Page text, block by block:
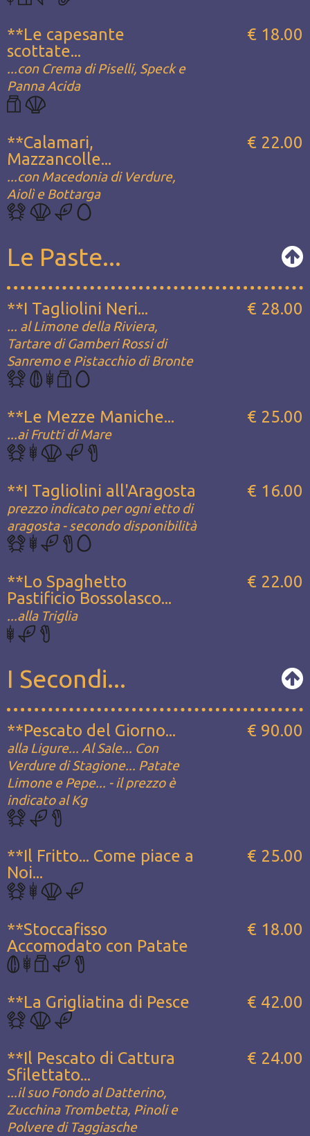
**Le capesante
scottate...
...con Crema di Piselli, Speck e
Panna Acida
€ 18.00
**Calamari,
Mazzancolle...
...con Macedonia di Verdure,
Aiolì e Bottarga
€ 22.00
Le Paste...
**I Tagliolini Neri...
... al Limone della Riviera,
Tartare di Gamberi Rossi di
Sanremo e Pistacchio di Bronte
€ 28.00
**Le Mezze Maniche...
...ai Frutti di Mare
€ 25.00
**I Tagliolini all'Aragosta
prezzo indicato per ogni etto di
aragosta - secondo disponibilità
€ 16.00
**Lo Spaghetto
Pastificio Bossolasco...
...alla Triglia
€ 22.00
I Secondi...
**Pescato del Giorno...
alla Ligure... Al Sale... Con
Verdure di Stagione... Patate
Limone e Pepe... - il prezzo è
indicato al Kg
€ 90.00
**Il Fritto... Come piace a
Noi...
€ 25.00
**Stoccafisso
Accomodato con Patate
€ 18.00
**La Grigliatina di Pesce € 42.00
**Il Pescato di Cattura
Sfilettato...
...il suo Fondo al Datterino,
Zucchina Trombetta, Pinoli e
Polvere di Taggiasche
€ 24.00